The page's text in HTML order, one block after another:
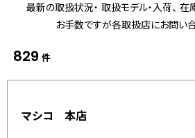
最新の取扱状況・ 取扱モデル・入荷、 在
お手数ですが各取扱店にお問い
829 件
マシコ 本店